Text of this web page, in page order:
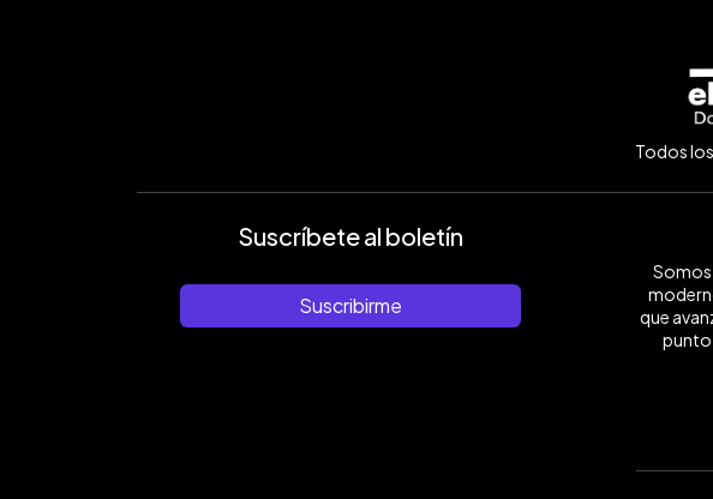
Todos
Suscríbete al boletín
Suscribirme
que
punto